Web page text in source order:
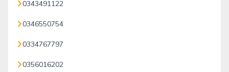
0343491122
0346550754
0334767797
0356016202